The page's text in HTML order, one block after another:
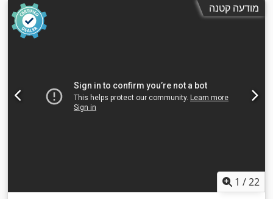
מודעה קטנה
1 /22